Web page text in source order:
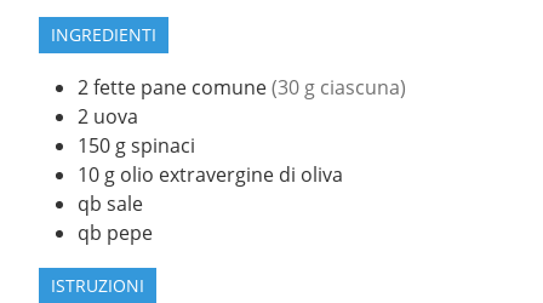
INGREDIENTI
2fette pane comune(30 g ciascuna)
2 uova
150 gspinaci
10 g olio extravergine di oliva
qb sale
qb pepe
ISTRUZIONI